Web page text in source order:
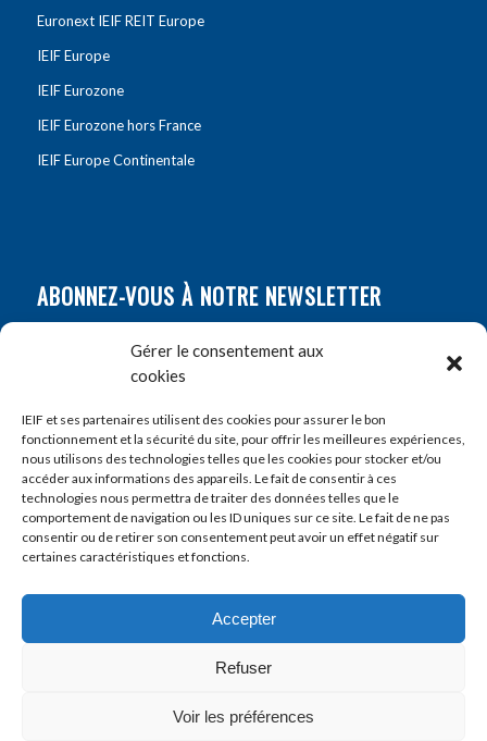
Gérer le consentement aux
cookies
IEIF et ses partenaires utilisent des cookies pour assurer le bon
fonctionnement et la sécurité du site, pour offrir les meilleures expériences,
nous utilisons des technologies telles que les cookies pour stocker et/ou
accéder aux informations des appareils. Le fait de consentir à ces
technologies nous permettra de traiter des données telles que le
comportement de navigation ou les ID uniques sur ce site. Le fait de ne pas
consentir ou de retirer son consentement peut avoir un effet négatif sur
certaines caractéristiques et fonctions.
Accepter
Refuser
Voir les préférences
Euronext IEIF REIT Europe
IEIF Europe
IEIF Eurozone
IEIF Eurozone hors France
IEIF Europe Continentale
ABONNEZ-VOUS À NOTRE NEWSLETTER
Prénom
E-mail*